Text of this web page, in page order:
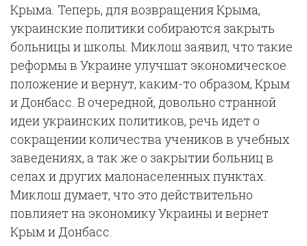
Крыма. Теперь, для возвращения Крыма,
украинские политики собираются закрыть
больницы и школы. Миклош заявил, что такие
реформы в Украине улучшат экономическое
положение и вернут, каким-то образом, Крым
и Донбасс. В очередной, довольно странной
идеи украинских политиков, речь идет о
сокращении количества учеников в учебных
заведениях, а так же о закрытии больниц в
селах и других малонаселенных пунктах.
Миклош думает, что это действительно
повлияет на экономику Украины и вернет
Крым и Донбасс.